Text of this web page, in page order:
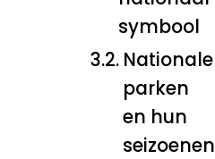
symbool
Nationale
parken
en hun
seizoenen